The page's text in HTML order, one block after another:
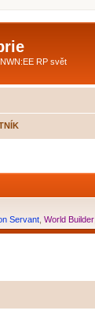
RP svět
Servant World Builder